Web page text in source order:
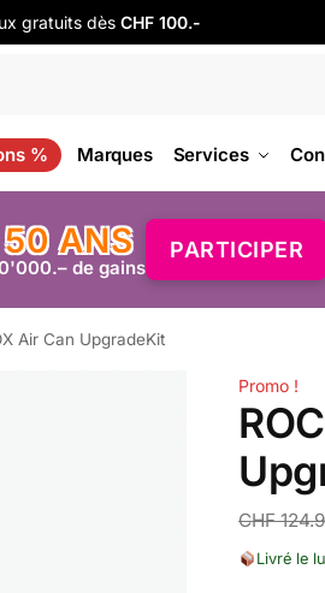
gratuits dèsCHF 100.-
% Marques Services
ANS
de gains
PARTICIPER
Air Can UpgradeKit
Promo !
CHF
Livré le